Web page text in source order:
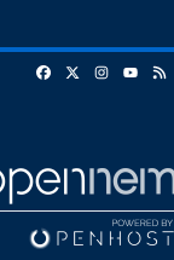
FacebookInstagram